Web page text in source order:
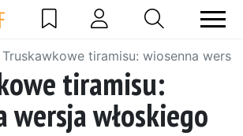
Truskawkowe tiramisu: wiosenna
tiramisu:
wersja włoskiego